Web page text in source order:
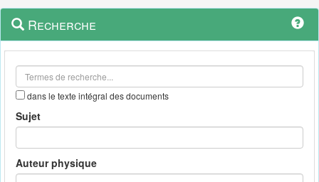
Navigation
outils
Menu
contextuel
Recherche
dans le texte intégral des documents
Sujet
Auteur physique